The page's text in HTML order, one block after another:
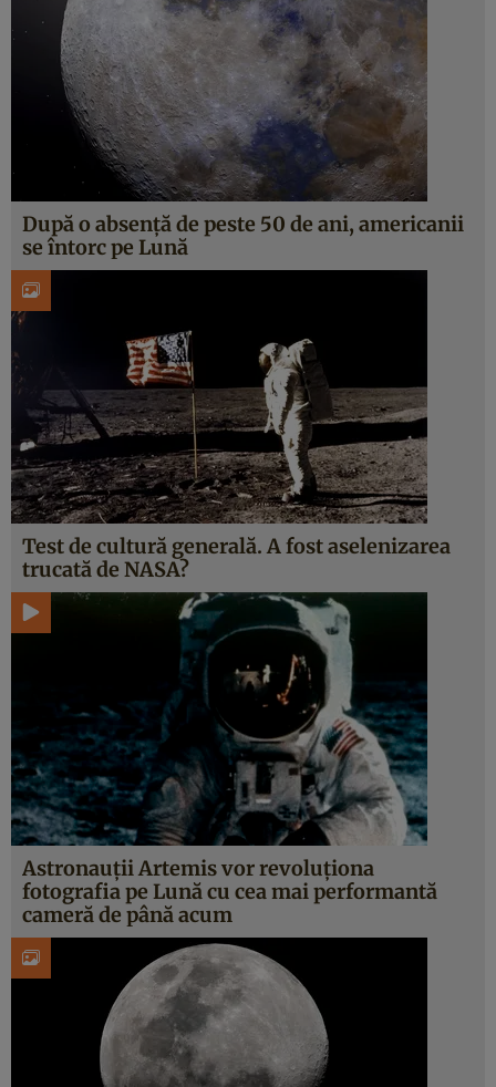
După o absență de peste 50 de ani, americanii
se întorc pe Lună
Test de cultură generală. A fost aselenizarea
trucată de NASA?
Astronauții Artemis vor revoluționa
fotografia pe Lună cu cea mai performantă
cameră de până acum